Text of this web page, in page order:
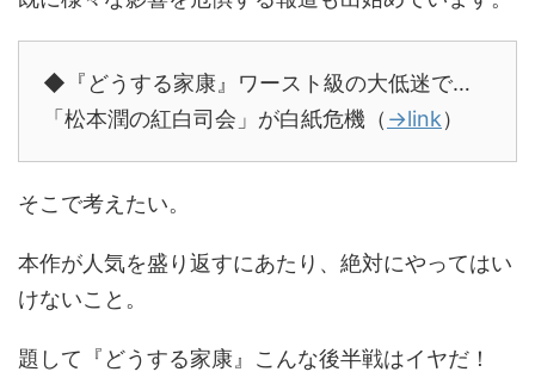
◆『どうする家康』ワースト級の大低迷で…
「松本潤の紅白司会」が白紙危機（ →link）
そこで考えたい。
本作が人気を盛り返すにあたり、絶対にやってはい
けないこと。
題して『どうする家康』こんな後半戦はイヤだ！